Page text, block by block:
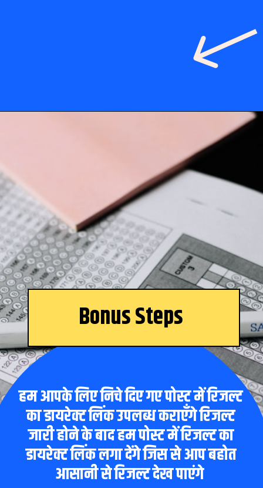
हम आपके लिए निचे दिए गए पोस्ट में रिजल्ट
का डायरेक्ट लिंक उपलब्ध कराएँगे रिजल्ट
जारी होने के बाद हम पोस्ट में रिजल्ट का
डायरेक्ट लिंक लगा देंगे जिस से आप बहोत
आसानी से रिजल्ट देख पाएंगे
Bonus Steps